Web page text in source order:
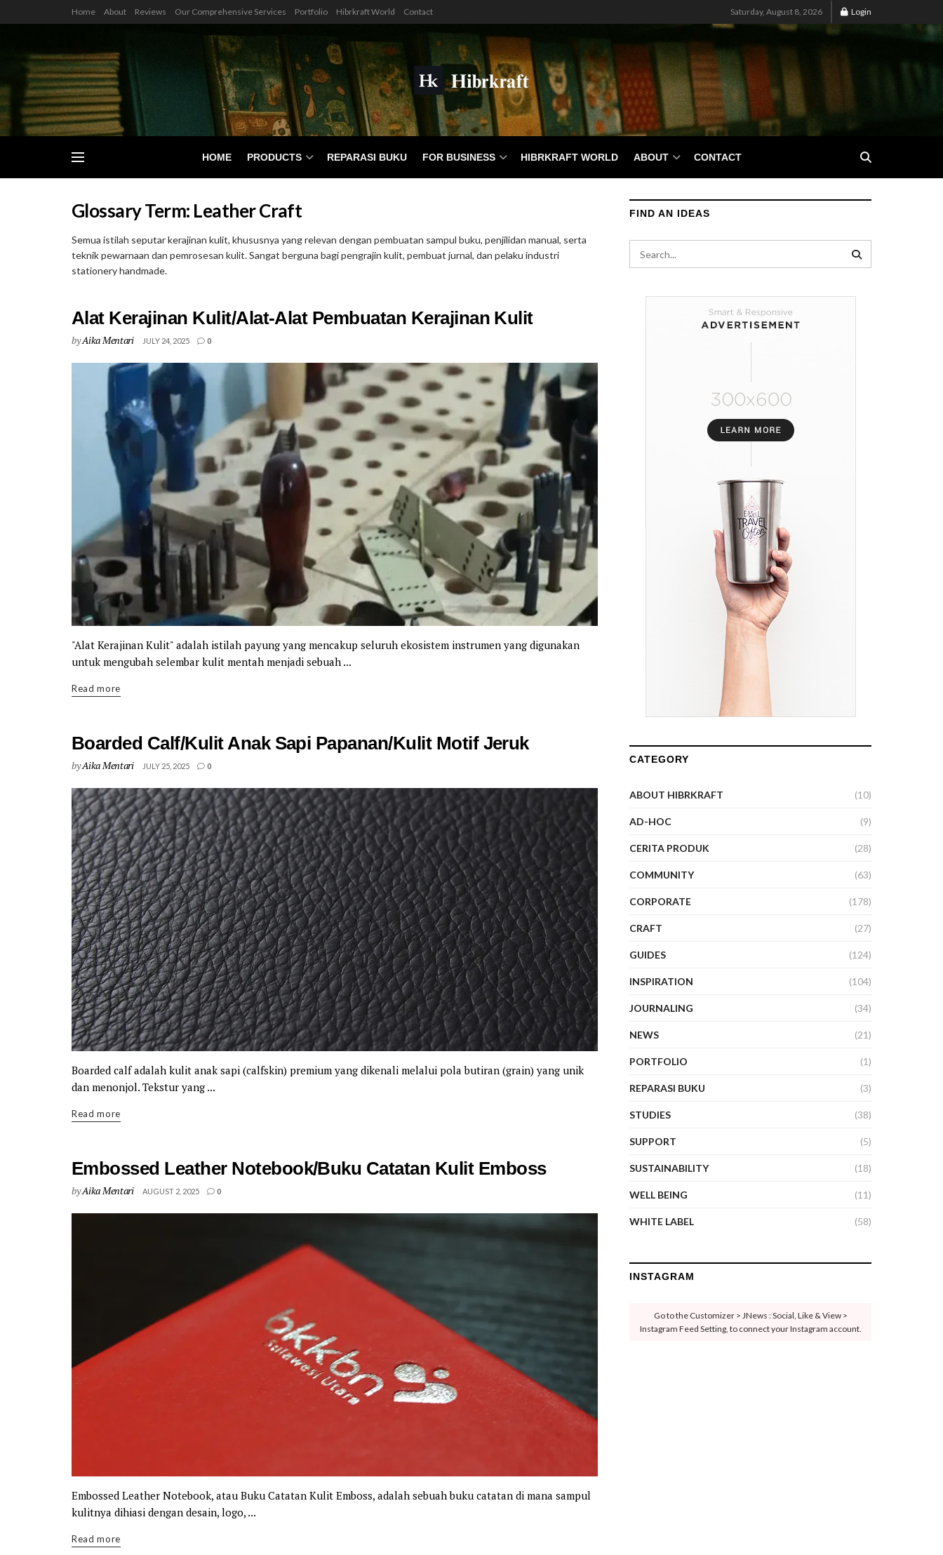
Home About Reviews Our Comprehensive Services Portfolio Hibrkraft World Contact Saturday, August 8, 2026 Login
HOME PRODUCTS REPARASI BUKU FOR BUSINESS HIBRKRAFT WORLD ABOUT CONTACT
Glossary Term: Leather Craft
Semua istilah seputar kerajinan kulit, khususnya yang relevan dengan pembuatan sampul buku, penjilidan manual, serta
teknik pewarnaan dan pemrosesan kulit. Sangat berguna bagi pengrajin kulit, pembuat jurnal, dan pelaku industri
stationery handmade.
Alat Kerajinan Kulit/Alat-Alat Pembuatan Kerajinan Kulit
byAika Mentari JULY 24, 2025 0
"Alat Kerajinan Kulit" adalah istilah payung yang mencakup seluruh ekosistem instrumen yang digunakan
untuk mengubah selembar kulit mentah menjadi sebuah ...
Read moreDetails
Boarded Calf/Kulit Anak Sapi Papanan/Kulit Motif Jeruk
byAika Mentari JULY 25, 2025 0
Boarded calf adalah kulit anak sapi (calfskin) premium yang dikenali melalui pola butiran (grain) yang unik
dan menonjol. Tekstur yang ...
Read moreDetails
Embossed Leather Notebook/Buku Catatan Kulit Emboss
byAika Mentari AUGUST 2, 2025 0
Embossed Leather Notebook, atau Buku Catatan Kulit Emboss, adalah sebuah buku catatan di mana sampul
kulitnya dihiasi dengan desain, logo, ...
Read moreDetails
FIND AN IDEAS
CATEGORY
ABOUT HIBRKRAFT (10)
AD-HOC (9)
CERITA PRODUK (28)
COMMUNITY (63)
CORPORATE (178)
CRAFT (27)
GUIDES (124)
INSPIRATION (104)
JOURNALING (34)
NEWS (21)
PORTFOLIO (1)
REPARASI BUKU (3)
STUDIES (38)
SUPPORT (5)
SUSTAINABILITY (18)
WELL BEING (11)
WHITE LABEL (58)
INSTAGRAM
Go to the Customizer > JNews : Social, Like & View >
Instagram Feed Setting, to connect your Instagram account.